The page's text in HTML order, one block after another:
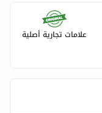
علامات تجارية أصلية